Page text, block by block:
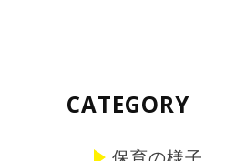
CATEGORY